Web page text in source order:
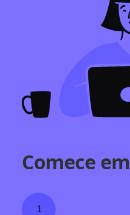
Comece
1